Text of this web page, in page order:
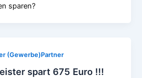
sparen?
(Gewerbe)Partner
spart 675 Euro !!!